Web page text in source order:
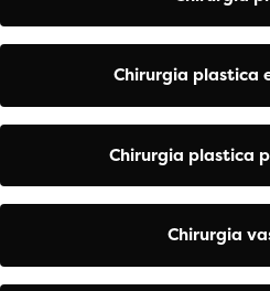
Chirurgia plastica
Chirurgia plastica
Chirurgia